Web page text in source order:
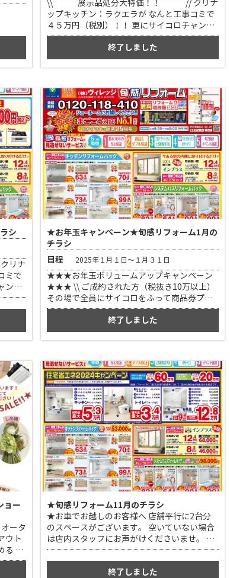
\\ 展示品処分大特価！！ // クリナ
ップキッチン：ラクエラが なんと工事コミで
４５万円（税別）！！ 更にサイコロチャンス
有り！ その他 人気のLIXIL リフォレ の展
示品販売もございます！ 茨木高槻ショールー
ムにGO！！ ★お車でお越しのお客様へ 店舗
平行に2台分のスペースがございます。 空い
さいませ。 弊社駐車場をご案内いたします。
終了しました
シ
ナ
ミで
ンス
もご
！
場合
。 弊
★お年玉キャンペーン★旬感リフォーム1月の
チラシ
日程
2025年１月１日～１月３１日
★★★お年玉ボリュームアップキャンペーン
★★★ \\ ご成約された方（税抜き10万以上）
その場で全員にサイコロをふって商品券プレ
ゼント！ // ハズレなし！のお年玉チャンス！
です ＊2025年1月末までにお申し込みをいた
だいた方限定となります。 ★お車でお越しの
お客様へ 店舗平行に2台分のスペースがござ
お声がけくださいませ。 弊社駐車場をご案内
いたします。
終了しました
ョー
ータ
ウト
る 多
ドポ
★旬感リフォーム11月のチラシ
★お車でお越しのお客様へ 店舗平行に2台分
のスペースがございます。 空いていない場合
は店内スタッフにお声がけくださいませ。 弊
社駐車場をご案内いたします。
終了しました